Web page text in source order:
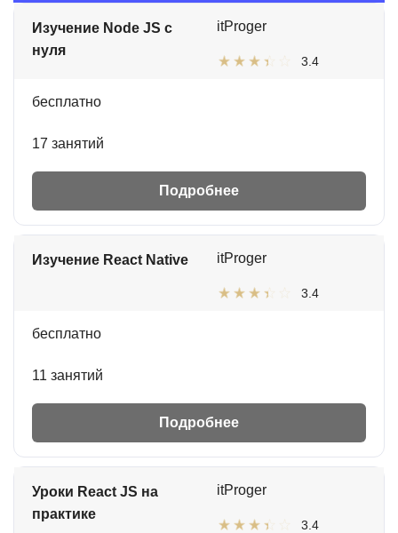
Изучение Node JS с
нуля
itProger
3.4
бесплатно
17 занятий
Подробнее
Изучение React Native itProger
3.4
бесплатно
11 занятий
Подробнее
Уроки React JS на
практике
itProger
3.4